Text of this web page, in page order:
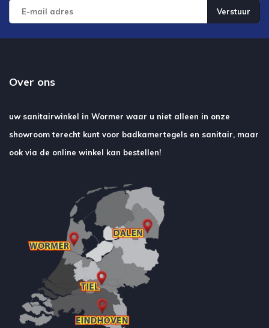
Verstuur
Over ons
uw sanitairwinkel in Wormer waar u niet alleen in onze
showroom terecht kunt voor badkamertegels en sanitair, maar
ook via de online winkel kan bestellen!